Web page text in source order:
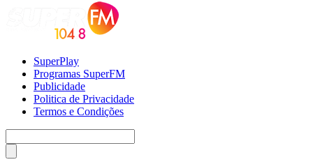
SuperPlay
Programas SuperFM
Publicidade
Politica de Privacidade
Termos e Condições